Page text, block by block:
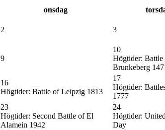
onsdag
2 3
9
10
Högtider: Battle
Brunkeberg
16
Högtider: Battle of Leipzig 1813
17
Högtider:
1777
23
Högtider: Second Battle of El
Alamein 1942
24
Högtider:
Day